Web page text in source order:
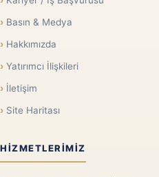
Basın & Medya
Hakkımızda
Yatırımcı İlişkileri
İletişim
Site Haritası
HIZMETLERIMIZ